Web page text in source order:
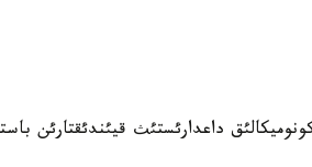
داعدارئستئث قيئندئقتارئن